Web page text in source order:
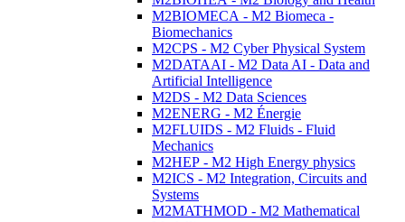
M2BIOMECA - M2 Biomeca -
Biomechanics
M2CPS - M2 Cyber Physical System
M2DATAAI - M2 Data AI - Data and
Artificial Intelligence
M2DS - M2 Data Sciences
M2ENERG - M2 Énergie
M2FLUIDS - M2 Fluids - Fluid
Mechanics
M2HEP - M2 High Energy physics
M2ICS - M2 Integration, Circuits and
Systems
M2MATHMOD - M2 Mathematical